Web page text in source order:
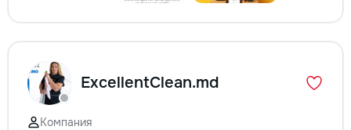
ExcellentClean.md
Компания